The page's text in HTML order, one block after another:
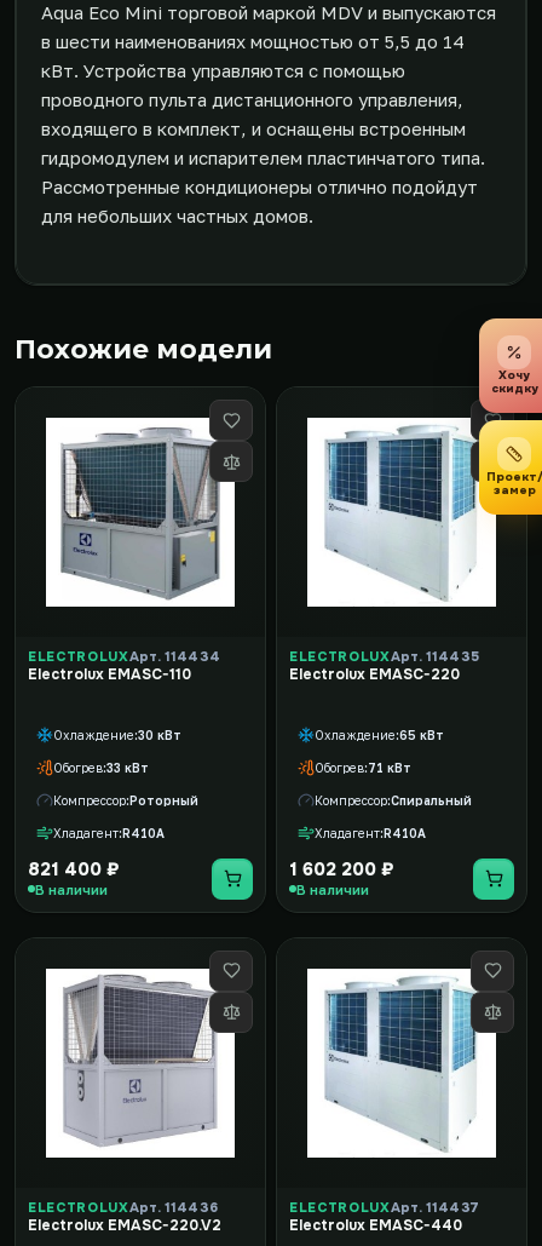
Aqua Eco Mini торговой маркой MDV и выпускаются
в шести наименованиях мощностью от 5,5 до 14
кВт. Устройства управляются с помощью
проводного пульта дистанционного управления,
входящего в комплект, и оснащены встроенным
гидромодулем и испарителем пластинчатого типа.
Рассмотренные кондиционеры отлично подойдут
для небольших частных домов.
Похожие модели
ELECTROLUXАрт. 114434
Electrolux EMASC-110
Охлаждение 30 кВт
Обогрев 33 кВт
Компрессор Роторный
Хладагент R410A
821 400 ₽
В наличии
ELECTROLUXАрт. 114435
Electrolux EMASC-220
Охлаждение 65 кВт
Обогрев 71 кВт
Компрессор Спиральный
Хладагент R410A
1 602 200 ₽
В наличии
ELECTROLUXАрт. 114436
Electrolux EMASC-220.V2
ELECTROLUXАрт. 114437
Electrolux EMASC-440
Хочу
скидку
Проект/
замер